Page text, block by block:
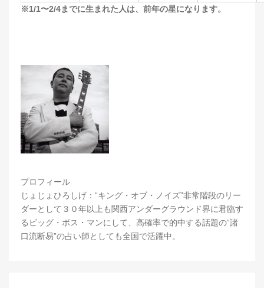
※1/1〜2/4までに生まれた人は、前年の星になります。
プロフィール
じょじょひろしげ：“キング・オブ・ノイズ”非常階段のリー
ダーとして３０年以上も関西アンダーグラウンド界に君臨す
るビッグ・ボス・マンにして、高確率で的中する話題の“諸
口流断易”の占い師としても全国で活躍中。